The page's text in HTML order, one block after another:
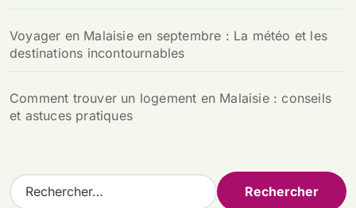
Voyager en Malaisie en septembre : La météo et les
destinations incontournables
Comment trouver un logement en Malaisie : conseils
et astuces pratiques
R
e